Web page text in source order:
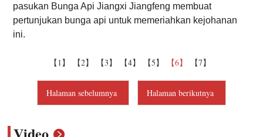
pasukan Bunga Api Jiangxi Jiangfeng membuat
pertunjukan bunga api untuk memeriahkan kejohanan
ini.
【1】 【2】 【3】 【4】 【5】 【6】 【7】
Halaman sebelumnya Halaman berikutnya